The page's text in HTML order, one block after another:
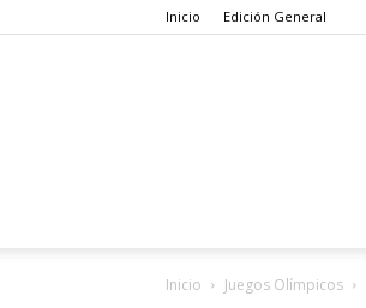
Inicio Edición General
Inicio Juegos Olímpicos